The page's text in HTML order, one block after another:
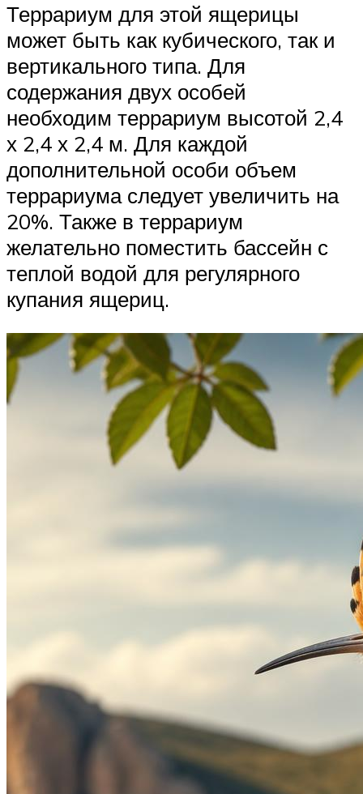
Террариум для этой ящерицы
может быть как кубического, так и
вертикального типа. Для
содержания двух особей
необходим террариум высотой 2,4
х 2,4 х 2,4 м. Для каждой
дополнительной особи объем
террариума следует увеличить на
20%. Также в террариум
желательно поместить бассейн с
теплой водой для регулярного
купания ящериц.